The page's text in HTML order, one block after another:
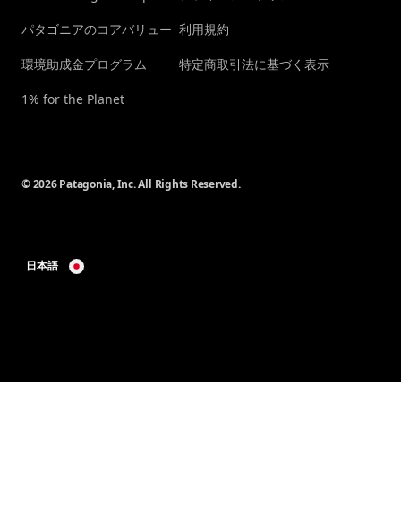
パタゴニアのコアバリュー
環境助成金プログラム
1% for the Planet
利用規約
特定商取引法に基づく表示
© 2026 Patagonia, Inc. All Rights Reserved.
日本語